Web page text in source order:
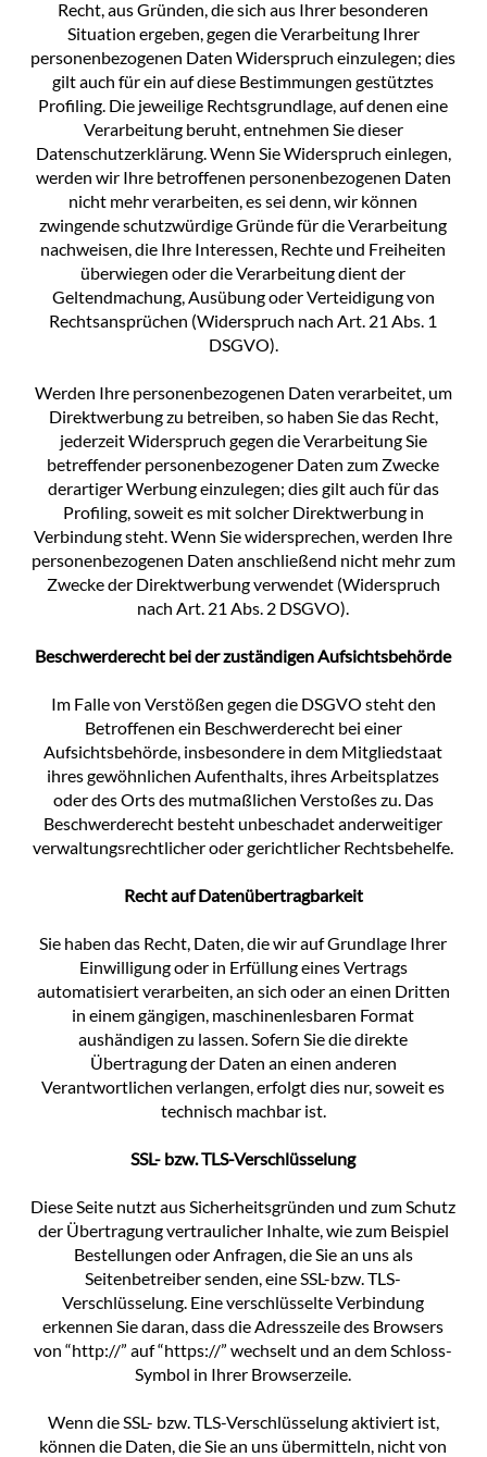
Recht, aus Gründen, die sich aus Ihrer besonderen
Situation ergeben, gegen die Verarbeitung Ihrer
personenbezogenen Daten Widerspruch einzulegen; dies
gilt auch für ein auf diese Bestimmungen gestütztes
Profiling. Die jeweilige Rechtsgrundlage, auf denen eine
Verarbeitung beruht, entnehmen Sie dieser
Datenschutzerklärung. Wenn Sie Widerspruch einlegen,
werden wir Ihre betroffenen personenbezogenen Daten
nicht mehr verarbeiten, es sei denn, wir können
zwingende schutzwürdige Gründe für die Verarbeitung
nachweisen, die Ihre Interessen, Rechte und Freiheiten
überwiegen oder die Verarbeitung dient der
Geltendmachung, Ausübung oder Verteidigung von
Rechtsansprüchen (Widerspruch nach Art. 21 Abs. 1
DSGVO).
Werden Ihre personenbezogenen Daten verarbeitet, um
Direktwerbung zu betreiben, so haben Sie das Recht,
jederzeit Widerspruch gegen die Verarbeitung Sie
betreffender personenbezogener Daten zum Zwecke
derartiger Werbung einzulegen; dies gilt auch für das
Profiling, soweit es mit solcher Direktwerbung in
Verbindung steht. Wenn Sie widersprechen, werden Ihre
personenbezogenen Daten anschließend nicht mehr zum
Zwecke der Direktwerbung verwendet (Widerspruch
nach Art. 21 Abs. 2 DSGVO).
Beschwerderecht bei der zuständigen Aufsichtsbehörde
Im Falle von Verstößen gegen die DSGVO steht den
Betroffenen ein Beschwerderecht bei einer
Aufsichtsbehörde, insbesondere in dem Mitgliedstaat
ihres gewöhnlichen Aufenthalts, ihres Arbeitsplatzes
oder des Orts des mutmaßlichen Verstoßes zu. Das
Beschwerderecht besteht unbeschadet anderweitiger
verwaltungsrechtlicher oder gerichtlicher Rechtsbehelfe.
Recht auf Datenübertragbarkeit
Sie haben das Recht, Daten, die wir auf Grundlage Ihrer
Einwilligung oder in Erfüllung eines Vertrags
automatisiert verarbeiten, an sich oder an einen Dritten
in einem gängigen, maschinenlesbaren Format
aushändigen zu lassen. Sofern Sie die direkte
Übertragung der Daten an einen anderen
Verantwortlichen verlangen, erfolgt dies nur, soweit es
technisch machbar ist.
SSL- bzw. TLS-Verschlüsselung
Diese Seite nutzt aus Sicherheitsgründen und zum Schutz
der Übertragung vertraulicher Inhalte, wie zum Beispiel
Bestellungen oder Anfragen, die Sie an uns als
Seitenbetreiber senden, eine SSL-bzw. TLS-
Verschlüsselung. Eine verschlüsselte Verbindung
erkennen Sie daran, dass die Adresszeile des Browsers
von “http://” auf “https://” wechselt und an dem Schloss-
Symbol in Ihrer Browserzeile.
Wenn die SSL- bzw. TLS-Verschlüsselung aktiviert ist,
können die Daten, die Sie an uns übermitteln, nicht von